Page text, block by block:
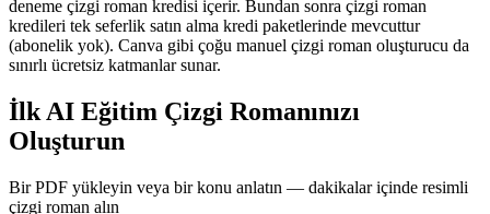
deneme çizgi roman kredisi içerir. Bundan sonra çizgi roman
kredileri tek seferlik satın alma kredi paketlerinde mevcuttur
(abonelik yok). Canva gibi çoğu manuel çizgi roman oluşturucu da
sınırlı ücretsiz katmanlar sunar.
İlk AI Eğitim Çizgi Romanınızı
Oluşturun
Bir PDF yükleyin veya bir konu anlatın — dakikalar içinde resimli
çizgi roman alın